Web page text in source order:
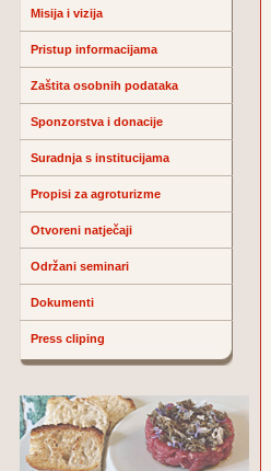
Misija i vizija
Pristup informacijama
Zaštita osobnih podataka
Sponzorstva i donacije
Suradnja s institucijama
Propisi za agroturizme
Otvoreni natječaji
Održani seminari
Dokumenti
Press cliping